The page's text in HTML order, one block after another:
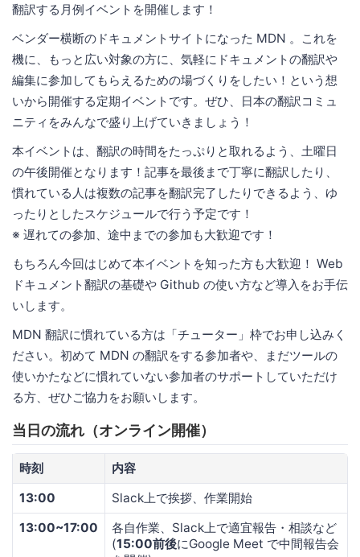
翻訳する月例イベントを開催します！
ベンダー横断のドキュメントサイトになった MDN 。これを
機に、もっと広い対象の方に、気軽にドキュメントの翻訳や
編集に参加してもらえるための場づくりをしたい！という想
いから開催する定期イベントです。ぜひ、日本の翻訳コミュ
ニティをみんなで盛り上げていきましょう！
本イベントは、翻訳の時間をたっぷりと取れるよう、土曜日
の午後開催となります！記事を最後まで丁寧に翻訳したり、
慣れている人は複数の記事を翻訳完了したりできるよう、ゆ
ったりとしたスケジュールで行う予定です！
※ 遅れての参加、途中までの参加も大歓迎です！
もちろん今回はじめて本イベントを知った方も大歓迎！ Web
ドキュメント翻訳の基礎や Github の使い方など導入をお手伝
いします。
MDN 翻訳に慣れている方は「チューター」枠でお申し込みく
ださい。初めて MDN の翻訳をする参加者や、まだツールの
使いかたなどに慣れていない参加者のサポートしていただけ
る方、ぜひご協力をお願いします。
当日の流れ（オンライン開催）
時刻
内容
13:00
Slack上で挨拶、作業開始
13:00~17:00
各自作業、Slack上で適宜報告・相談など
(15:00前後にGoogle Meet で中間報告会